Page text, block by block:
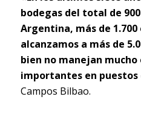
bodegas del total de
Argentina, más de
alcanzamos a más de
bien no manejan mucho
importantes en
Campos Bilbao.